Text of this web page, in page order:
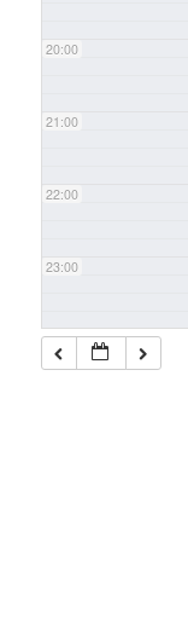
20:00
21:00
22:00
23:00